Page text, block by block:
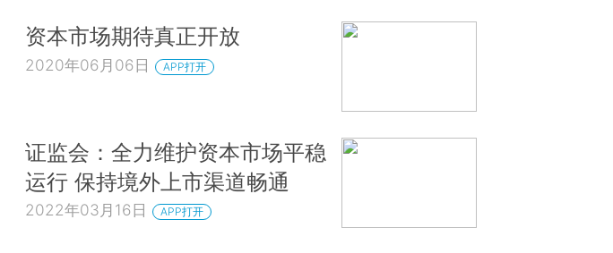
资本市场期待真正开放
2020年06月06日 APP打开
证监会：全力维护资本市场平稳
运行 保持境外上市渠道畅通
2022年03月16日 APP打开